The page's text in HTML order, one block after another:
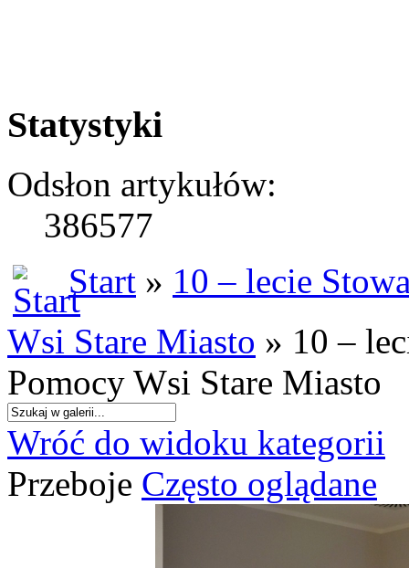
Statystyki
Odsłon artykułów:
386577
Start » 10 – lecie
Wsi Stare Miasto » 10 –
Pomocy Wsi Stare Miasto
Wróć do widoku kategorii
Przeboje Często oglądane